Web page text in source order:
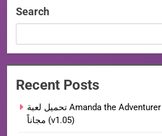
Search
Recent Posts
تحميل لعبة Amanda the Adventurer للكمبيوتر من ميديا فاير
مجاناً (v1.05)